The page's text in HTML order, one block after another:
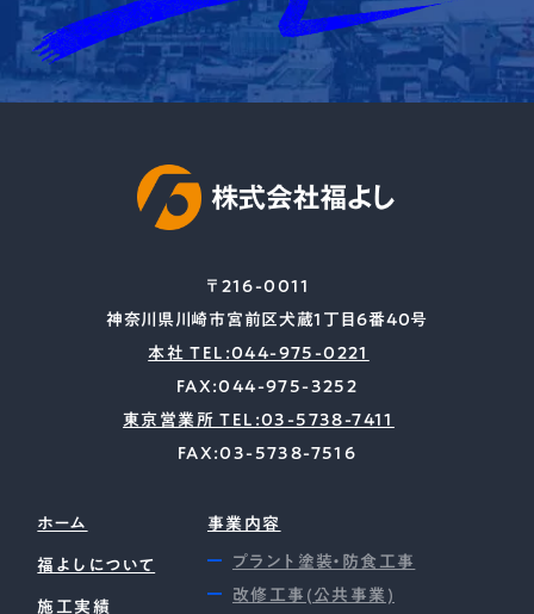
〒216-0011
神奈川県川崎市宮前区犬蔵1丁目6番40号
本社 TEL:044-975-0221
FAX:044-975-3252
東京営業所 TEL:03-5738-7411
FAX:03-5738-7516
ホーム
福よしについて
施工実績
事業内容
プラント塗装・防食工事
改修工事(公共事業)